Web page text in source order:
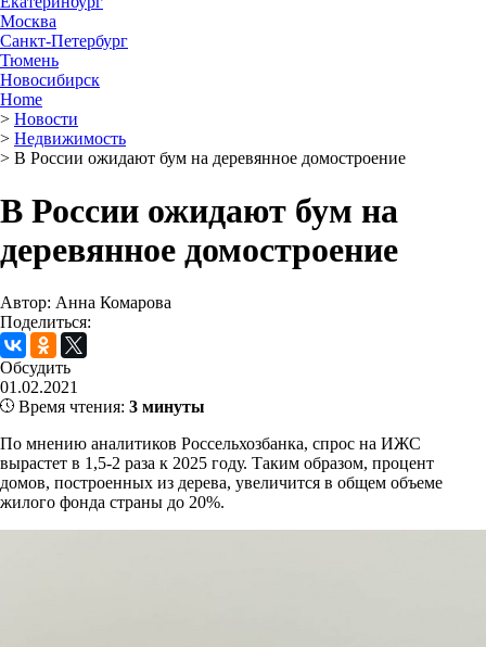
Москва
Санкт-Петербург
Тюмень
Новосибирск
Home
> Новости
> Недвижимость
> В России ожидают бум на деревянное домостроение
В России ожидают бум на
деревянное домостроение
Автор: Анна Комарова
Поделиться:
Обсудить
01.02.2021
Время чтения: 3 минуты
По мнению аналитиков Россельхозбанка, спрос на ИЖС
вырастет в 1,5-2 раза к 2025 году. Таким образом, процент
домов, построенных из дерева, увеличится в общем объеме
жилого фонда страны до 20%.